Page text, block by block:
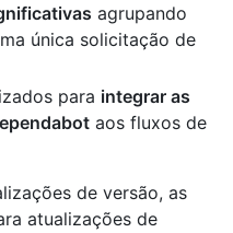
agrupando
única solicitação de
para integrar as
aos fluxos de
de versão, as
atualizações de